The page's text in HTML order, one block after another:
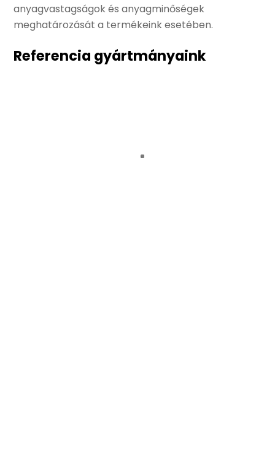
anyagvastagságok és anyagminőségek
meghatározását a termékeink esetében.
Referencia gyártmányaink